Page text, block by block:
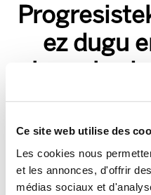
Ce site web utilise des
Les cookies nous
et les annonces, d'offrir
médias sociaux et
ez dugu
borroka,
borroka
2011/11/25